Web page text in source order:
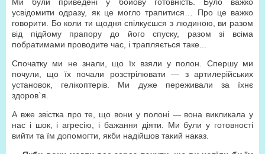
усвідомити одразу, як це могло трапитися… Про це важко
говорити. Бо коли ти щодня спілкуєшся з людиною, ви разом
від підйому прапору до його спуску, разом зі всіма
побратимами проводите час, і трапляється таке...
Спочатку ми не знали, що їх взяли у полон. Спершу ми
почули, що їх почали розстрілювати — з артилерійських
установок, гелікоптерів. Ми дуже переживали за їхнє
здоров`я.
А вже звістка про те, що вони у полоні — вона викликала у
нас і шок, і агресію, і бажання діяти. Ми були у готовності
вийти та їм допомогти, якби надійшов такий наказ.